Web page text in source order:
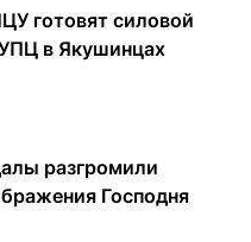
готовят силовой
в Якушинцах
разгромили
Господня